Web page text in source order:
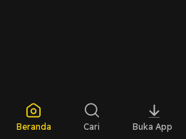
Beranda Cari Buka App